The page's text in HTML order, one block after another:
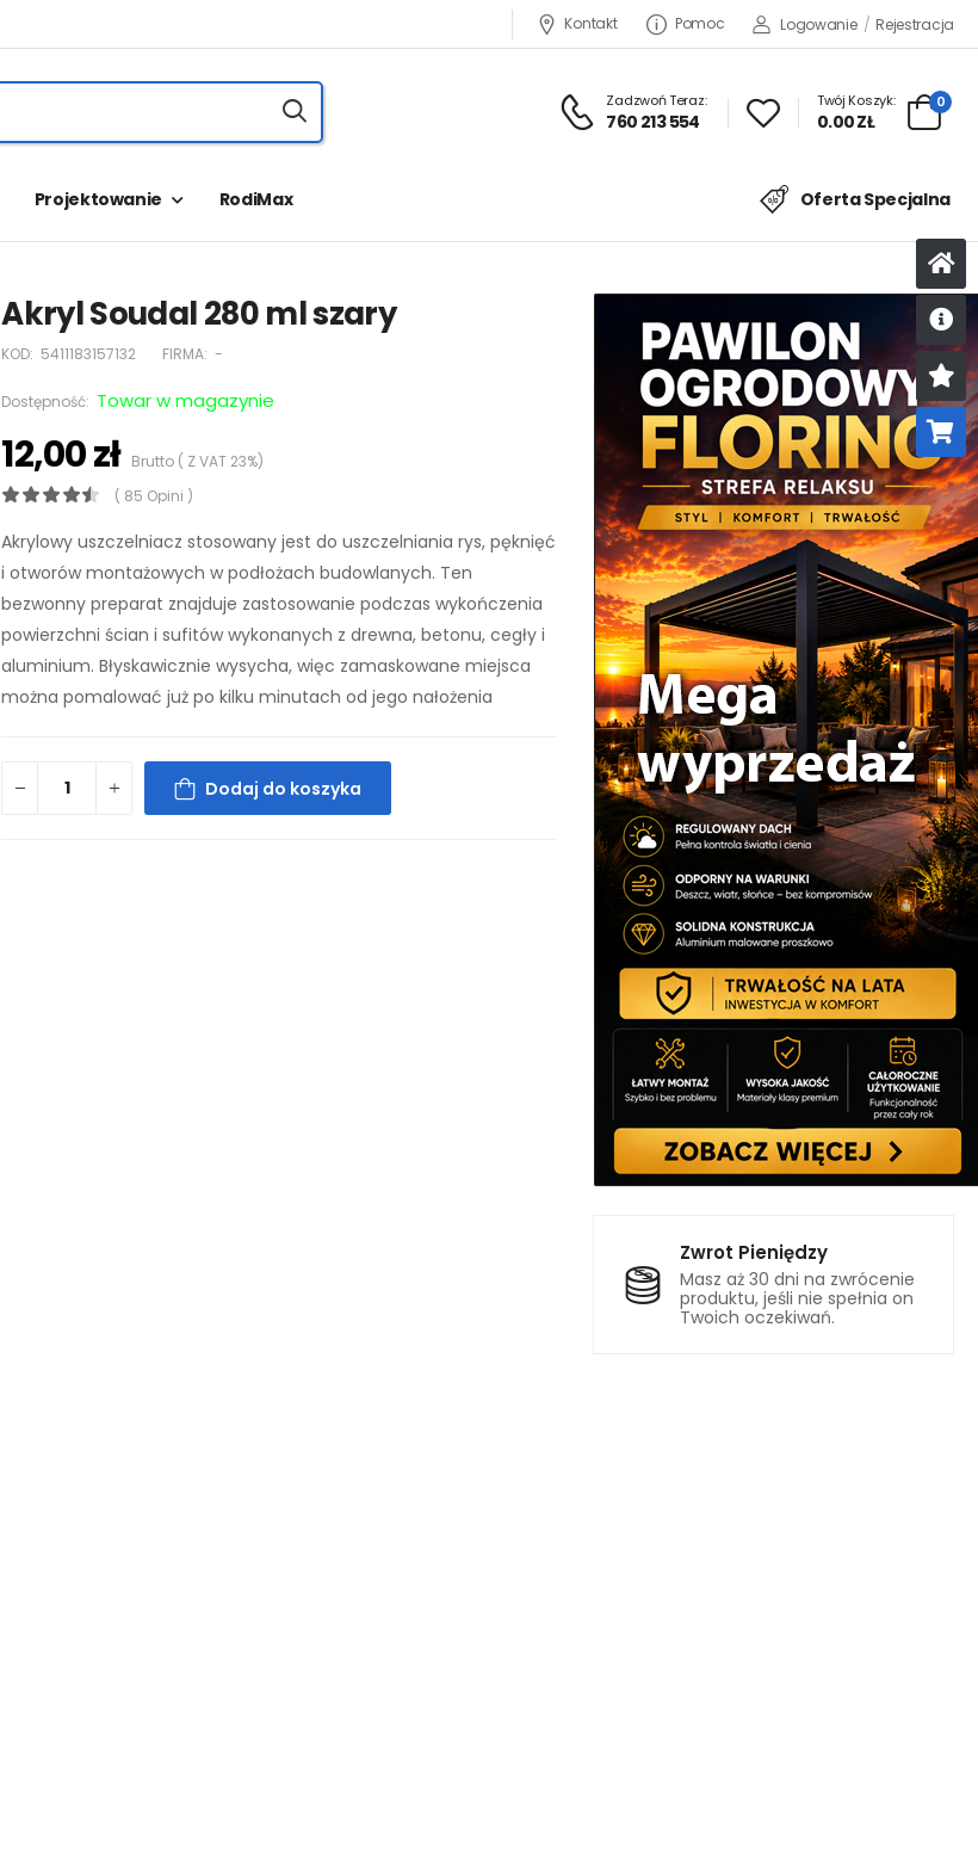
Kontakt Pomoc Logowanie / Rejestracja
Zadzwoń Teraz:
760 213 554
Twój Koszyk:
0.00 ZŁ
0
Projektowanie RodiMax Oferta Specjalna
Zwrot Pieniędzy
Masz aż 30 dni na zwrócenie
produktu, jeśli nie spełnia on
Twoich oczekiwań.
Akryl Soudal 280 ml szary
KOD: 5411183157132 FIRMA: -
Dostępność: Towar w magazynie
12,00 złBrutto ( Z VAT 23%)
( 85 Opini )
Akrylowy uszczelniacz stosowany jest do uszczelniania rys, pęknięć
i otworów montażowych w podłożach budowlanych. Ten
bezwonny preparat znajduje zastosowanie podczas wykończenia
powierzchni ścian i sufitów wykonanych z drewna, betonu, cegły i
aluminium. Błyskawicznie wysycha, więc zamaskowane miejsca
można pomalować już po kilku minutach od jego nałożenia
Dodaj do koszyka